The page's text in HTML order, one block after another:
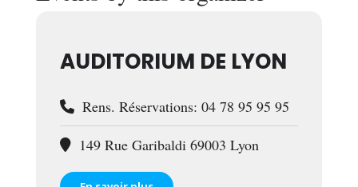
AUDITORIUM DE LYON
Rens. Réservations: 04 78 95 95 95
149 Rue Garibaldi 69003 Lyon